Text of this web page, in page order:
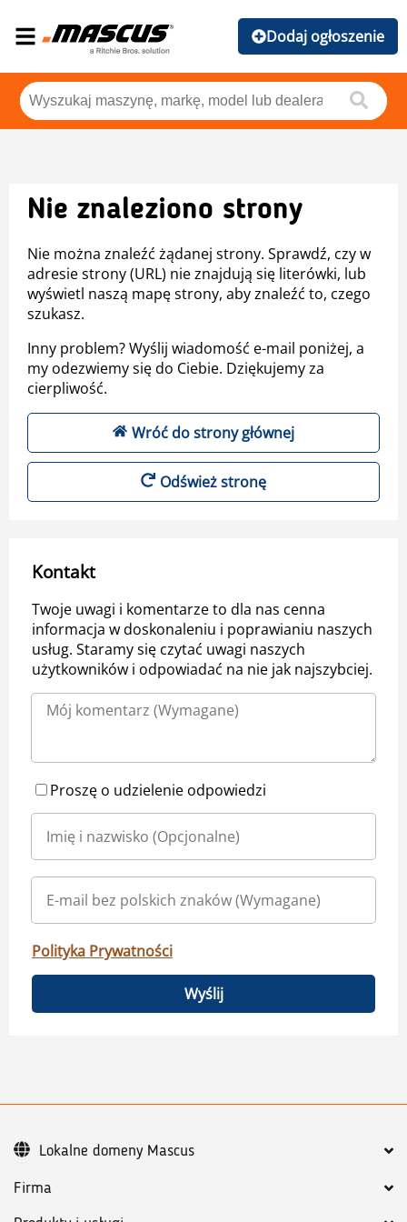
Dodaj ogłoszenie
Nie znaleziono strony
Nie można znaleźć żądanej strony. Sprawdź, czy w
adresie strony (URL) nie znajdują się literówki, lub
wyświetl naszą mapę strony, aby znaleźć to, czego
szukasz.
Inny problem? Wyślij wiadomość e-mail poniżej, a
my odezwiemy się do Ciebie. Dziękujemy za
cierpliwość.
Wróć do strony głównej
Odśwież stronę
Kontakt
Twoje uwagi i komentarze to dla nas cenna
informacja w doskonaleniu i poprawianiu naszych
usług. Staramy się czytać uwagi naszych
użytkowników i odpowiadać na nie jak najszybciej.
Proszę o udzielenie odpowiedzi
Polityka Prywatności
Wyślij
Firma
Lokalne domeny Mascus